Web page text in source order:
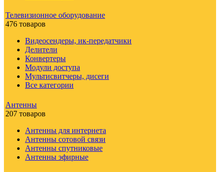
Телевизионное оборудование
476 товаров
Видеосендеры, ик-передатчики
Делители
Конвертеры
Модули доступа
Мультисвитчеры, дисеги
Все категории
Антенны
207 товаров
Антенны для интернета
Антенны сотовой связи
Антенны спутниковые
Антенны эфирные